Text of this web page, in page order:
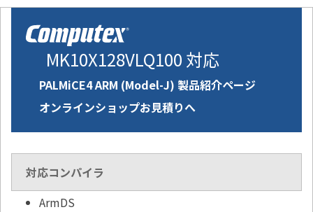
MK10X128VLQ100 対応
PALMiCE4 ARM (Model-J) 製品紹介ページ
オンラインショップお見積りへ
対応コンパイラ
ArmDS